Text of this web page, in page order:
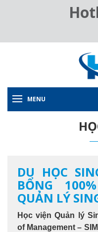
MENU
DU HỌC
BỔNG
QUẢN LÝ
Học viện Quản lý
of Management –